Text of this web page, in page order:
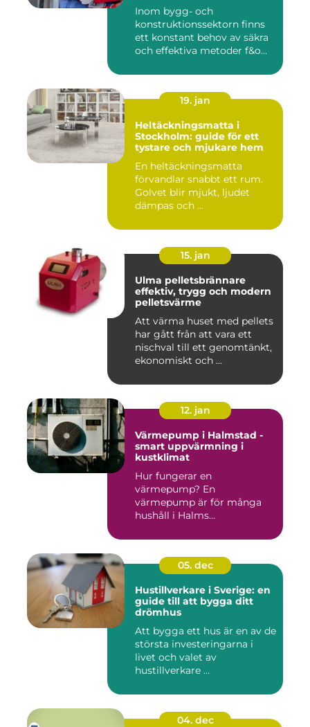
Inom bygg- och
konstruktionssektorn finns
ett konstant behov av säkra
och effektiva metoder f&o...
19. jan
Heltäckningsmatta i
Stockholm: guide för ett
tystare och mjukare hem
En heltäckningsmatta
förvandlar snabbt ett rum.
Golvet blir mjukt, ljudet
dämpas och ...
15. jan
Ulma pelletsbrännare
effektiv, trygg och modern
pelletsvärme
Att värma huset med pellets
har gått från att vara ett
nischval till ett genomtänkt,
ekonomiskt och ...
12. jan
Värmepump i Halmstad -
smart uppvärmning i
kustklimat
Hur fungerar en
värmepump? En
värmepump är för många
hushåll i Halms...
05. dec
Hustillverkare i Sverige: en
guide till att bygga ditt
drömhus
Att bygga ett hus är en av de
största investeringarna i
livet och valet av
hustillverkare ...
04. dec